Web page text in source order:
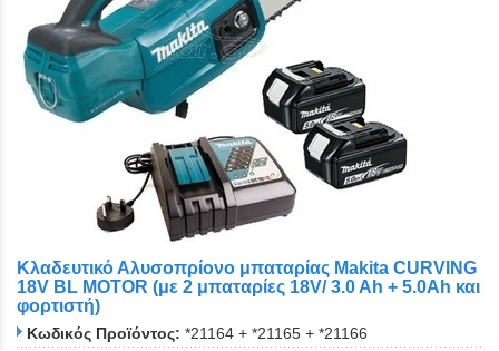
Κλαδευτικό Αλυσοπρίονο μπαταρίας Makita CURVING
18V BL MOTOR (με 2 μπαταρίες 18V/ 3.0 Ah + 5.0Αh και
φορτιστή)
Κωδικός Προϊόντος: *21164 + *21165 + *21166